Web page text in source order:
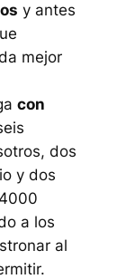
y antes
mejor
con
dos
y dos
a los
al